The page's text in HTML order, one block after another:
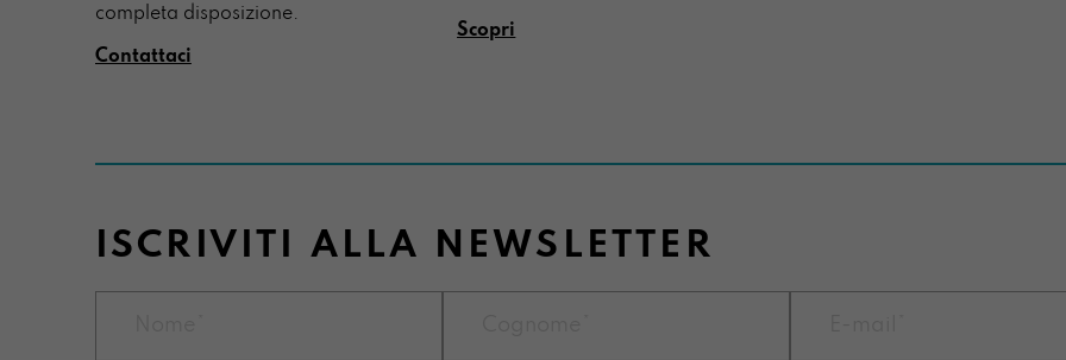
completa disposizione.
Contattaci
Scopri
ISCRIVITI ALLA NEWSLETTER